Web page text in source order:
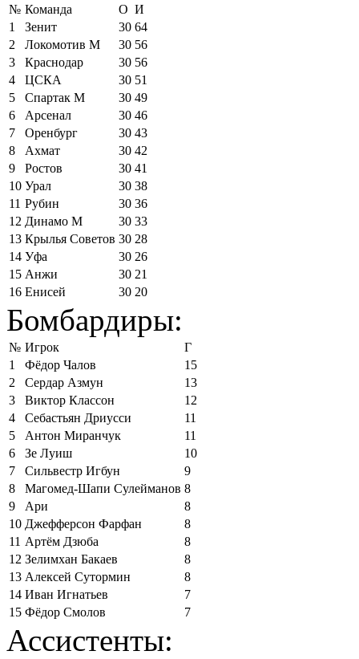
№ Команда О И
1
Зенит 30 64
2
Локомотив М 30 56
3
Краснодар 30 56
4
ЦСКА 30 51
5
Спартак М 30 49
6
Арсенал 30 46
7
Оренбург 30 43
8
Ахмат 30 42
9
Ростов 30 41
10 Урал 30 38
11 Рубин 30 36
12 Динамо М 30 33
13 Крылья Советов 30 28
14 Уфа 30 26
15 Анжи 30 21
16 Енисей 30 20
Бомбардиры:
№ Игрок
Г
1
Фёдор Чалов
15
2
Сердар Азмун
13
3
Виктор Классон
12
4
Себастьян Дриусси
11
5
Антон Миранчук
11
6
Зе Луиш
10
7
Сильвестр Игбун
9
8
Магомед-Шапи Сулейманов 8
9
Ари
8
10 Джефферсон Фарфан
8
11 Артём Дзюба
8
12 Зелимхан Бакаев
8
13 Алексей Сутормин
8
14 Иван Игнатьев
7
15 Фёдор Смолов 7
Ассистенты: